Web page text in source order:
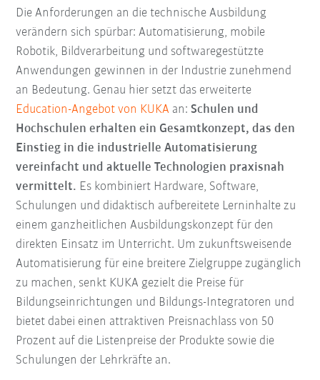
Die Anforderungen an die technische Ausbildung
verändern sich spürbar: Automatisierung, mobile
Robotik, Bildverarbeitung und softwaregestützte
Anwendungen gewinnen in der Industrie zunehmend
an Bedeutung. Genau hier setzt das erweiterte
Education-Angebot von KUKA an:Schulen und
Hochschulen erhalten ein Gesamtkonzept, das den
Einstieg in die industrielle Automatisierung
vereinfacht und aktuelle Technologien praxisnah
vermittelt. Es kombiniert Hardware, Software,
Schulungen und didaktisch aufbereitete Lerninhalte zu
einem ganzheitlichen Ausbildungskonzept für den
direkten Einsatz im Unterricht. Um zukunftsweisende
Automatisierung für eine breitere Zielgruppe zugänglich
zu machen, senkt KUKA gezielt die Preise für
Bildungseinrichtungen und Bildungs-Integratoren und
bietet dabei einen attraktiven Preisnachlass von 50
Prozent auf die Listenpreise der Produkte sowie die
Schulungen der Lehrkräfte an.